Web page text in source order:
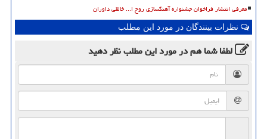
معرفی انتشار فراخوان جشنواره آهنگسازی روح ا... خالقی داوران
نظرات بینندگان در مورد این مطلب
لطفا شما همدر مورد این مطلبنظر دهید